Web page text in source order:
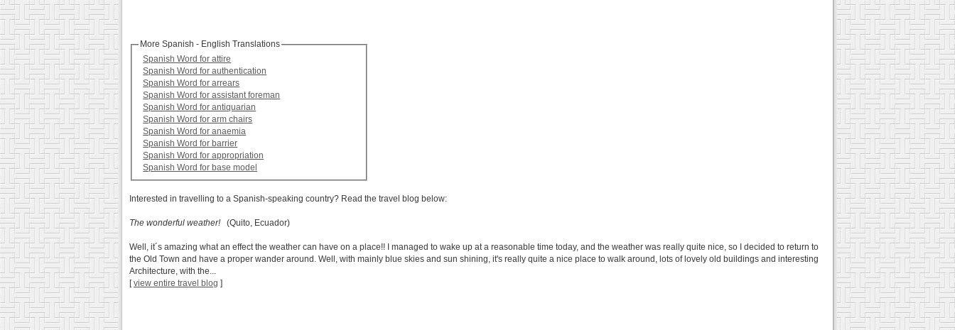
More Spanish - English Translations
Spanish Word for attire
Spanish Word for authentication
Spanish Word for arrears
Spanish Word for assistant foreman
Spanish Word for antiquarian
Spanish Word for arm chairs
Spanish Word for anaemia
Spanish Word for barrier
Spanish Word for appropriation
Spanish Word for base model
Interested in travelling to a Spanish-speaking country? Read the travel blog below:
The wonderful weather!(Quito, Ecuador)
Well, it´s amazing what an effect the weather can have on a place!! I managed to wake up at a reasonable time today, and the weather was really quite nice, so I decided to return to
the Old Town and have a proper wander around. Well, with mainly blue skies and sun shining, it's really quite a nice place to walk around, lots of lovely old buildings and interesting
Architecture, with the...
[view entire travel blog ]